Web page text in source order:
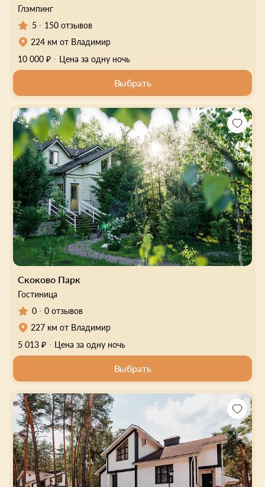
Глэмпинг
5
150 отзывов
224 км от Владимир
10 000 ₽
Цена за одну ночь
Выбрать
Скоково Парк
Гостиница
0
0 отзывов
227 км от Владимир
5 013 ₽
Цена за одну ночь
Выбрать